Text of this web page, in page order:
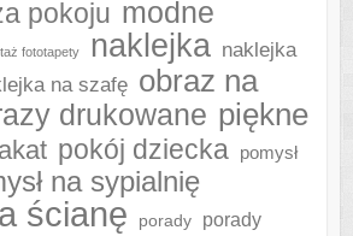
pokoju modne
fototapety naklejka naklejka
na szafę obraz na
drukowane piękne
pokój dziecka pomysł
na sypialnię
ścianę porady
porady